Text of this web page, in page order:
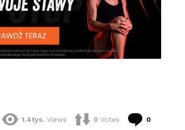
1.4tys. Views 0 Votes 0